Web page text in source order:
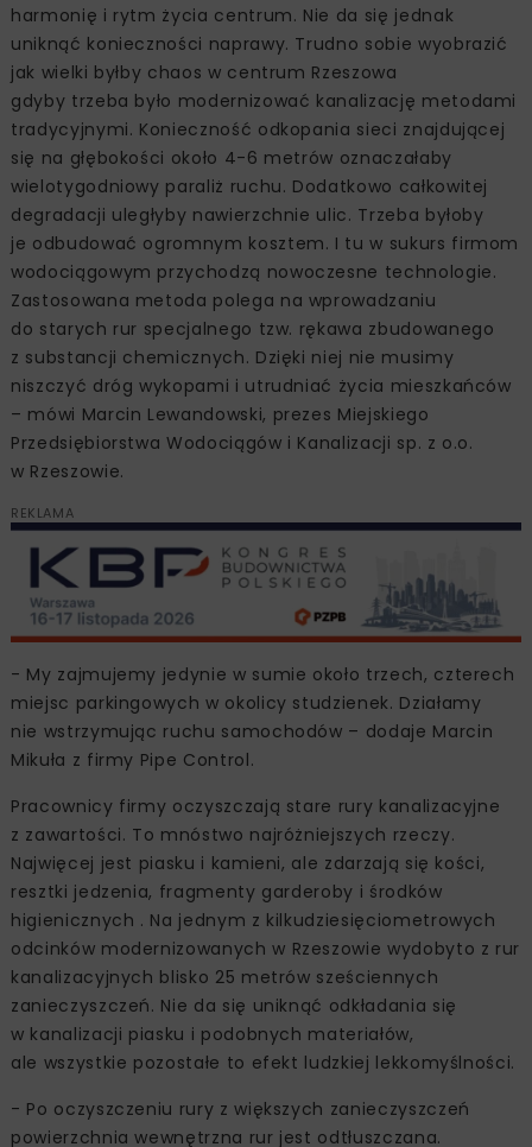
harmonię i rytm życia centrum. Nie da się jednak
uniknąć konieczności naprawy. Trudno sobie wyobrazić
jak wielki byłby chaos w centrum Rzeszowa
gdyby trzeba było modernizować kanalizację metodami
tradycyjnymi. Konieczność odkopania sieci znajdującej
się na głębokości około 4-6 metrów oznaczałaby
wielotygodniowy paraliż ruchu. Dodatkowo całkowitej
degradacji uległyby nawierzchnie ulic. Trzeba byłoby
je odbudować ogromnym kosztem. I tu w sukurs firmom
wodociągowym przychodzą nowoczesne technologie.
Zastosowana metoda polega na wprowadzaniu
do starych rur specjalnego tzw. rękawa zbudowanego
z substancji chemicznych. Dzięki niej nie musimy
niszczyć dróg wykopami i utrudniać życia mieszkańców
– mówi Marcin Lewandowski, prezes Miejskiego
Przedsiębiorstwa Wodociągów i Kanalizacji sp. z o.o.
w Rzeszowie.
REKLAMA
- My zajmujemy jedynie w sumie około trzech, czterech
miejsc parkingowych w okolicy studzienek. Działamy
nie wstrzymując ruchu samochodów – dodaje Marcin
Mikuła z firmy Pipe Control.
Pracownicy firmy oczyszczają stare rury kanalizacyjne
z zawartości. To mnóstwo najróżniejszych rzeczy.
Najwięcej jest piasku i kamieni, ale zdarzają się kości,
resztki jedzenia, fragmenty garderoby i środków
higienicznych . Na jednym z kilkudziesięciometrowych
odcinków modernizowanych w Rzeszowie wydobyto z rur
kanalizacyjnych blisko 25 metrów sześciennych
zanieczyszczeń. Nie da się uniknąć odkładania się
w kanalizacji piasku i podobnych materiałów,
ale wszystkie pozostałe to efekt ludzkiej lekkomyślności.
- Po oczyszczeniu rury z większych zanieczyszczeń
powierzchnia wewnętrzna rur jest odtłuszczana.